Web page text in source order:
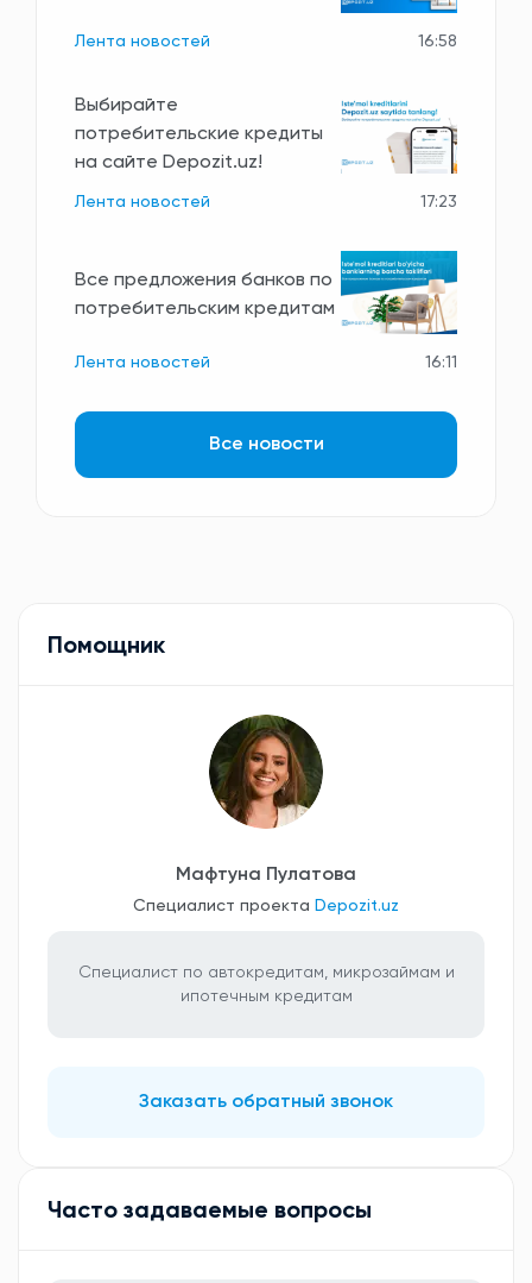
Лента новостей 16:58
Выбирайте
потребительские кредиты
на сайте Depozit.uz!
Лента новостей 17:23
Все предложения банков по
потребительским кредитам
Лента новостей 16:11
Все новости
Помощник
Мафтуна Пулатова
Специалист проекта Depozit.uz
Специалист по автокредитам, микрозаймам и
ипотечным кредитам
Заказать обратный звонок
Часто задаваемые вопросы